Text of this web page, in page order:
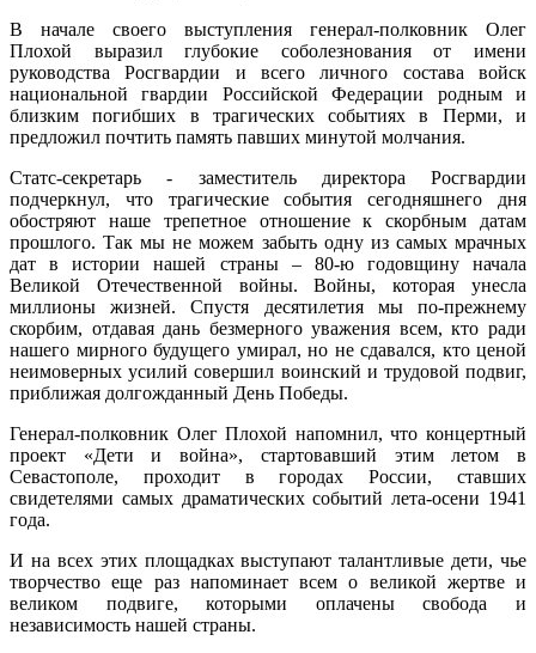
В начале своего выступления генерал-полковник Олег
Плохой выразил глубокие соболезнования от имени
руководства Росгвардии и всего личного состава войск
национальной гвардии Российской Федерации родным и
близким погибших в трагических событиях в Перми, и
предложил почтить память павших минутой молчания.
Статс-секретарь - заместитель директора Росгвардии
подчеркнул, что трагические события сегодняшнего дня
обостряют наше трепетное отношение к скорбным датам
прошлого. Так мы не можем забыть одну из самых мрачных
дат в истории нашей страны – 80-ю годовщину начала
Великой Отечественной войны. Войны, которая унесла
миллионы жизней. Спустя десятилетия мы по-прежнему
скорбим, отдавая дань безмерного уважения всем, кто ради
нашего мирного будущего умирал, но не сдавался, кто ценой
неимоверных усилий совершил воинский и трудовой подвиг,
приближая долгожданный День Победы.
Генерал-полковник Олег Плохой напомнил, что концертный
проект «Дети и война», стартовавший этим летом в
Севастополе, проходит в городах России, ставших
свидетелями самых драматических событий лета-осени 1941
года.
И на всех этих площадках выступают талантливые дети, чье
творчество еще раз напоминает всем о великой жертве и
великом подвиге, которыми оплачены свобода и
независимость нашей страны.